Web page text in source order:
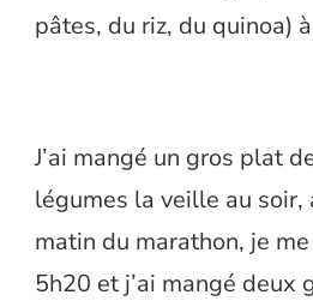
pâtes, du riz, du quinoa)
J’ai mangé un gros plat
légumes la veille au soir,
matin du marathon, je
5h20 et j’ai mangé deux